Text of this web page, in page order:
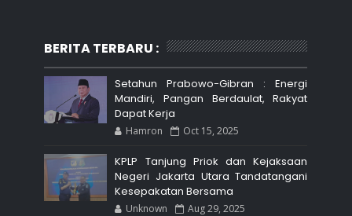
BERITA TERBARU :
Setahun Prabowo-Gibran : Energi
Mandiri, Pangan Berdaulat, Rakyat
Dapat Kerja
Hamron Oct 15, 2025
KPLP Tanjung Priok dan Kejaksaan
Negeri Jakarta Utara Tandatangani
Kesepakatan Bersama
Unknown Aug 29, 2025